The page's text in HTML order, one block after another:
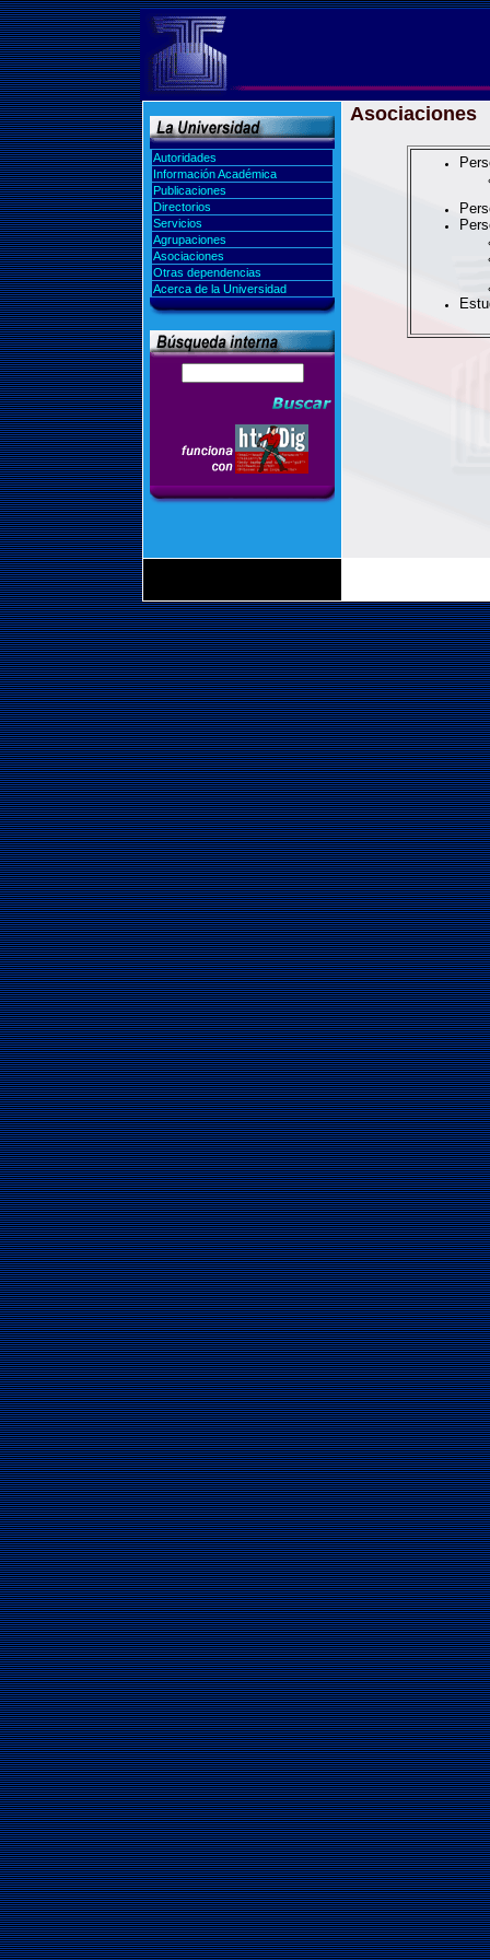
Autoridades
Información Académica
Publicaciones
Directorios
Servicios
Agrupaciones
Asociaciones
Otras dependencias
Acerca de la Universidad
Asociaciones